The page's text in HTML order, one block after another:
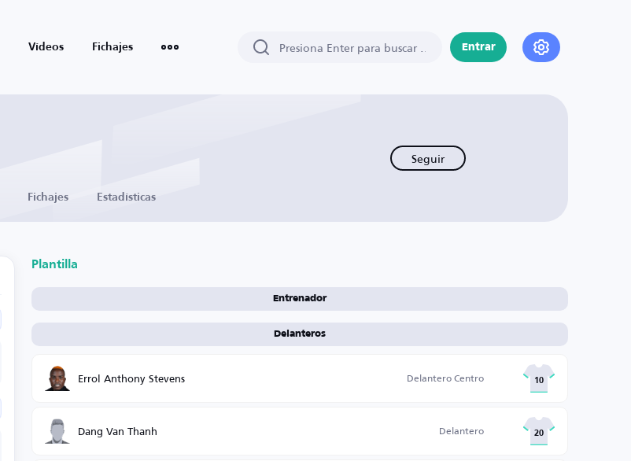
Vídeos Fichajes Entrar
Seguir
Fichajes Estadísticas
Plantilla
Entrenador
Delanteros
Errol Anthony Stevens Delantero Centro 10
Dang Van Thanh Delantero 20